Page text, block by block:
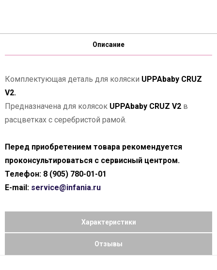
Описание
Комплектующая деталь для коляски UPPAbaby CRUZ
V2.
Предназначена для колясок UPPAbaby CRUZ V2 в
расцветках с серебристой рамой.
Перед приобретением товара рекомендуется
проконсультироваться с сервисный центром.
Телефон: 8 (905) 780-01-01
E-mail: service@infania.ru
Характеристики
Отзывы